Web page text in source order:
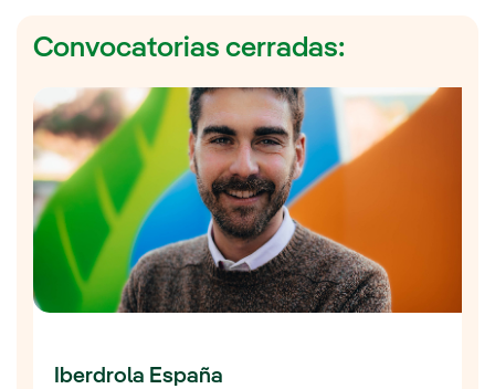
Convocatorias cerradas:
Iberdrola España